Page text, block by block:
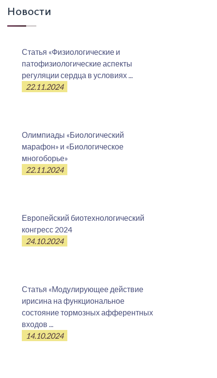
Новости
Статья «Физиологические и
патофизиологические аспекты
регуляции сердца в условиях ...
22.11.2024
Олимпиады «Биологический
марафон» и «Биологическое
многоборье»
22.11.2024
Европейский биотехнологический
конгресс 2024
24.10.2024
Статья «Модулирующее действие
ирисина на функциональное
состояние тормозных афферентных
входов ...
14.10.2024